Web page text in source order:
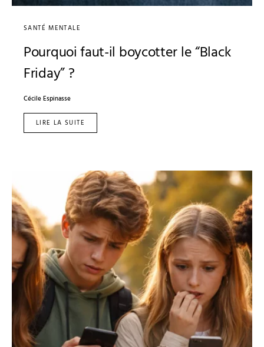
SANTÉ MENTALE
Pourquoi faut-il boycotter le “Black
Friday” ?
Cécile Espinasse
LIRE LA SUITE